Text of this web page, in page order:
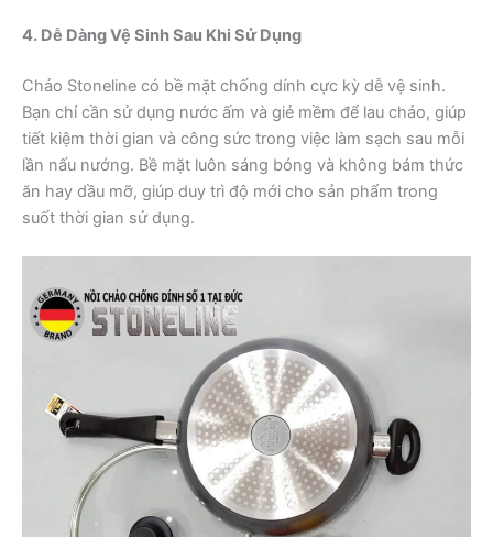
4. Dễ Dàng Vệ Sinh Sau Khi Sử Dụng
Chảo Stoneline có bề mặt chống dính cực kỳ dễ vệ sinh.
Bạn chỉ cần sử dụng nước ấm và giẻ mềm để lau chảo, giúp
tiết kiệm thời gian và công sức trong việc làm sạch sau mỗi
lần nấu nướng. Bề mặt luôn sáng bóng và không bám thức
ăn hay dầu mỡ, giúp duy trì độ mới cho sản phẩm trong
suốt thời gian sử dụng.